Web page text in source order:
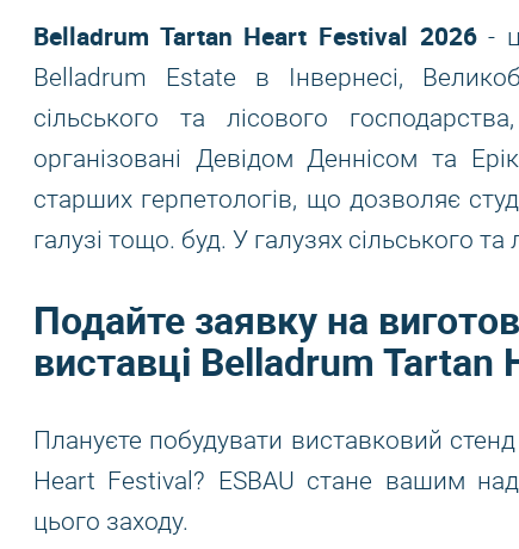
Belladrum Tartan Heart Festival 2026-
Belladrum Estate в Інвернесі,
сільського та лісового
організовані Девідом Деннісом та
старших герпетологів, що дозволяє
галузі тощо. буд. У галузях сільського
Подайте заявку на
виставці Belladrum Tartan
Плануєте побудувати виставковий
Heart Festival? ESBAU стане вашим
цього заходу.